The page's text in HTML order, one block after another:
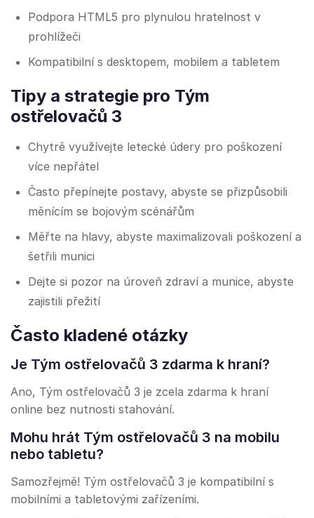
Podpora HTML5 pro plynulou hratelnost v
prohlížeči
Kompatibilní s desktopem, mobilem a tabletem
Tipy a strategie pro Tým
ostřelovačů 3
Chytrě využívejte letecké údery pro poškození
více nepřátel
Často přepínejte postavy, abyste se přizpůsobili
měnícím se bojovým scénářům
Měřte na hlavy, abyste maximalizovali poškození a
šetřili munici
Dejte si pozor na úroveň zdraví a munice, abyste
zajistili přežití
Často kladené otázky
Je Tým ostřelovačů 3 zdarma k hraní?
Ano, Tým ostřelovačů 3 je zcela zdarma k hraní
online bez nutnosti stahování.
Mohu hrát Tým ostřelovačů 3 na mobilu
nebo tabletu?
Samozřejmě! Tým ostřelovačů 3 je kompatibilní s
mobilními a tabletovými zařízeními.